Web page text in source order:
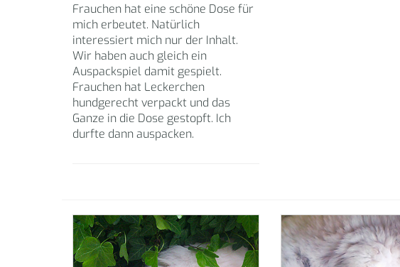
Frauchen hat eine schöne Dose für
mich erbeutet. Natürlich
interessiert mich nur der Inhalt.
Wir haben auch gleich ein
Auspackspiel damit gespielt.
Frauchen hat Leckerchen
hundgerecht verpackt und das
Ganze in die Dose gestopft. Ich
durfte dann auspacken.